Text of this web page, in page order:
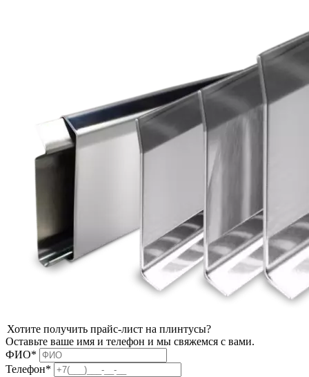
Хотите получить прайс-лист на плинтусы?
Оставьте ваше имя и телефон и мы свяжемся с вами.
ФИО*
Телефон*